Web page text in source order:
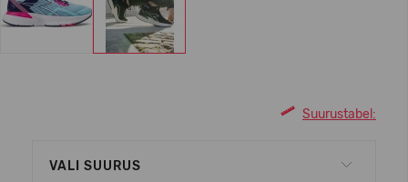
Suurustabel:
VALI SUURUS